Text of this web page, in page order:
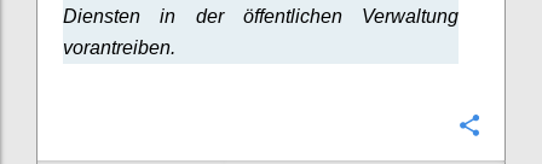
Diensten in der öffentlichen Verwaltung
vorantreiben.